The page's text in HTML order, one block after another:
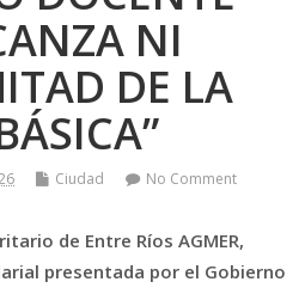
NI
DE LA
Ciudad No Comment
de Entre Ríos AGMER,
presentada por el Gobierno